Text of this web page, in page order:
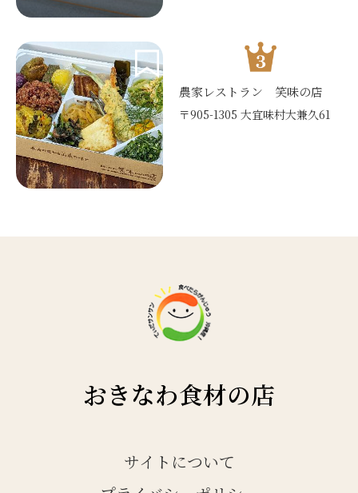
農家レストラン 笑味の店
〒905-1305 大宜味村大兼久61
おきなわ食材の店
サイトについて